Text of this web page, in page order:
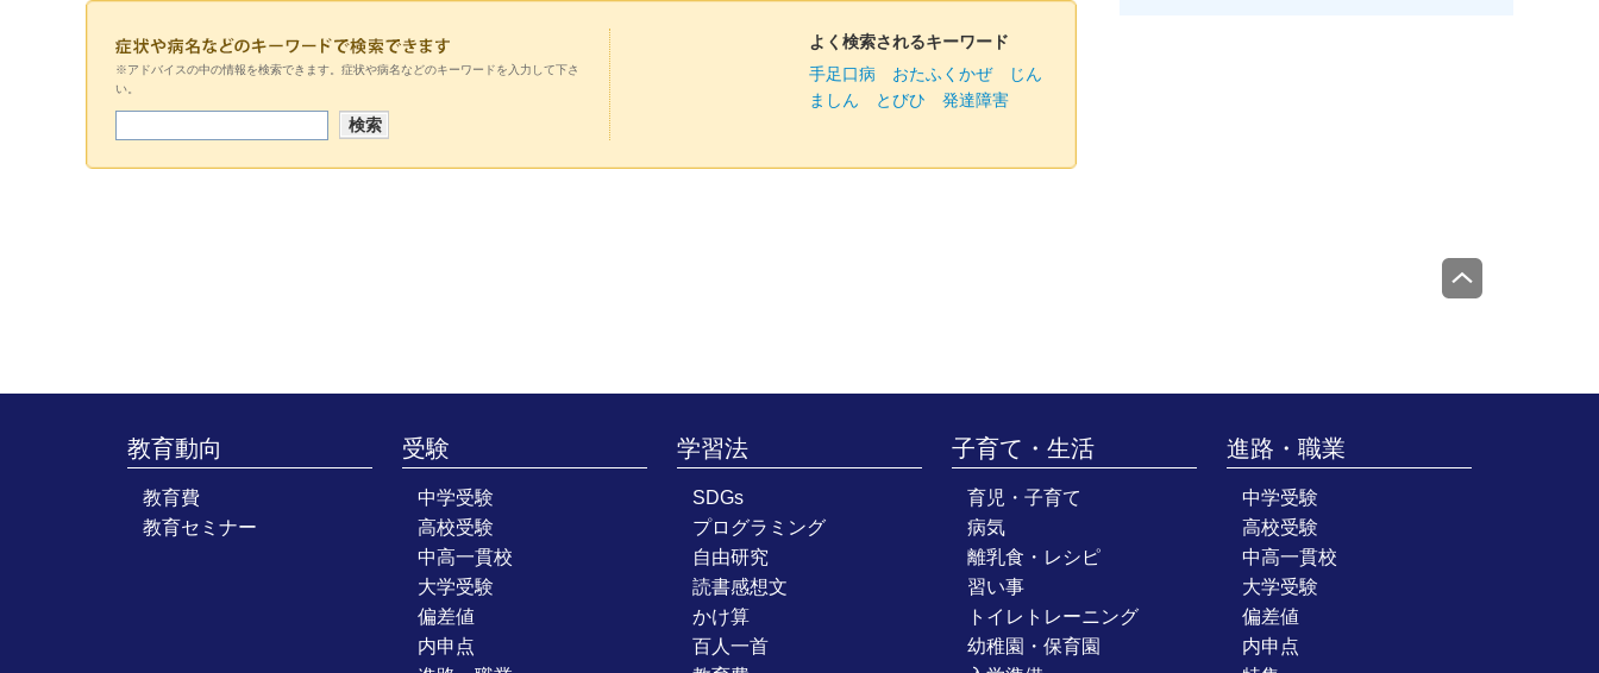
※アドバイスの中の情報を検索できます。症状や病名などのキーワードを入力して下さ
い。
よく検索されるキーワード
手足口病
おたふくかぜ
じん
ましん
とびひ 発達障害
教育動向
教育費
教育セミナー
受験
中学受験
高校受験
中高一貫校
大学受験
偏差値
内申点
学習法
SDGs
プログラミング
自由研究
読書感想文
かけ算
百人一首
子育て・生活
育児・子育て
病気
離乳食・レシピ
習い事
トイレトレーニング
幼稚園・保育園
進路・職業
中学受験
高校受験
中高一貫校
大学受験
偏差値
内申点